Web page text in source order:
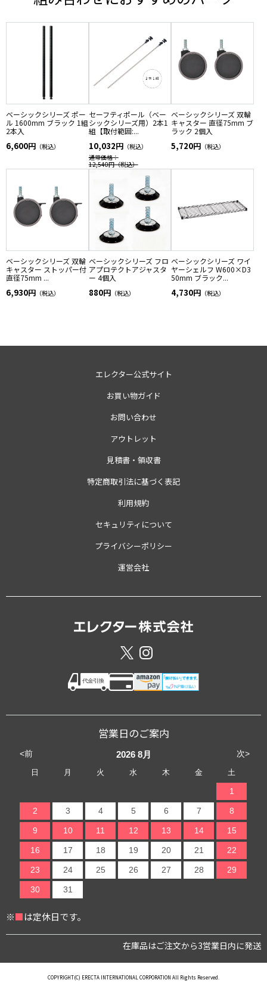
ベーシックシリーズ ポー
ル 1600mm ブラック 1組
2本入
6,600円 （税込）
セーフティポール（ベー
シックシリーズ用）2本1
組【取付範囲:...
10,032円 （税込）
通常価格：
12,540円（税込）
ベーシックシリーズ 双輪
キャスター 直径75mm ブ
ラック 2個入
5,720円 （税込）
ベーシックシリーズ 双輪
キャスター ストッパー付
直径75mm ...
6,930円 （税込）
ベーシックシリーズ フロ
アプロテクトアジャスタ
ー 4個入
880円 （税込）
ベーシックシリーズ ワイ
ヤーシェルフ W600×D3
50mm ブラック...
4,730円 （税込）
エレクター公式サイト
お買い物ガイド
お問い合わせ
アウトレット
見積書・領収書
特定商取引法に基づく表記
利用規約
セキュリティについて
プライバシーポリシー
運営会社
営業日のご案内
<前 次>
2026 8月
日 月 火 水 木 金 土
1
2 3 4 5 6 7 8
9 10 11 12 13 14 15
16 17 18 19 20 21 22
23 24 25 26 27 28 29
30 31
※■は定休日です。
在庫品はご注文から3営業日内に発送
COPYRIGHT(C) ERECTA INTERNATIONAL CORPORATION All Rights Reserved.